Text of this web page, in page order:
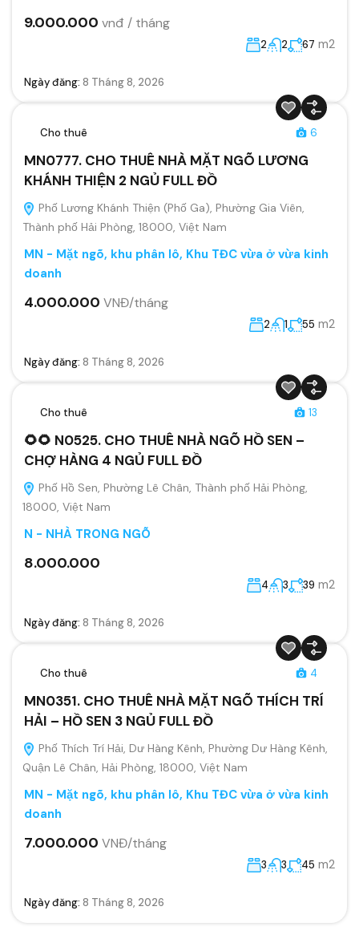
9.000.000 vnđ / tháng
2 2 67 m2
Ngày đăng: 8 Tháng 8, 2026
Cho thuê 6
MN0777. CHO THUÊ NHÀ MẶT NGÕ LƯƠNG
KHÁNH THIỆN 2 NGỦ FULL ĐỒ
Phố Lương Khánh Thiện (Phố Ga), Phường Gia Viên,
Thành phố Hải Phòng, 18000, Việt Nam
MN - Mặt ngõ, khu phân lô, Khu TĐC vừa ở vừa kinh
doanh
4.000.000 VNĐ/tháng
2 1 55 m2
Ngày đăng: 8 Tháng 8, 2026
Cho thuê 13
🌻🌻 N0525. CHO THUÊ NHÀ NGÕ HỒ SEN –
CHỢ HÀNG 4 NGỦ FULL ĐỒ
Phố Hồ Sen, Phường Lê Chân, Thành phố Hải Phòng,
18000, Việt Nam
N - NHÀ TRONG NGÕ
8.000.000
4 3 39 m2
Ngày đăng: 8 Tháng 8, 2026
Cho thuê 4
MN0351. CHO THUÊ NHÀ MẶT NGÕ THÍCH TRÍ
HẢI – HỒ SEN 3 NGỦ FULL ĐỒ
Phố Thích Trí Hải, Dư Hàng Kênh, Phường Dư Hàng Kênh,
Quận Lê Chân, Hải Phòng, 18000, Việt Nam
MN - Mặt ngõ, khu phân lô, Khu TĐC vừa ở vừa kinh
doanh
7.000.000 VNĐ/tháng
3 3 45 m2
Ngày đăng: 8 Tháng 8, 2026